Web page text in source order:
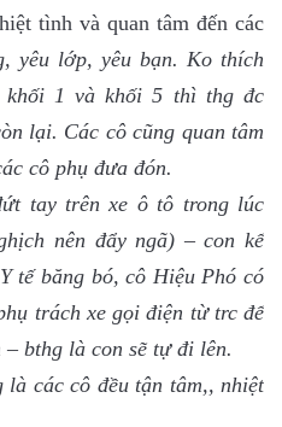
tình và quan tâm đến các
yêu lớp, yêu bạn. Ko thích
khối 1 và khối 5 thì thg đc
lại. Các cô cũng quan tâm
cô phụ đưa đón.
tay trên xe ô tô trong lúc
nên đẩy ngã) – con kể
tế băng bó, cô Hiệu Phó có
trách xe gọi điện từ trc để
– bthg là con sẽ tự đi lên.
là các cô đều tận tâm,, nhiệt